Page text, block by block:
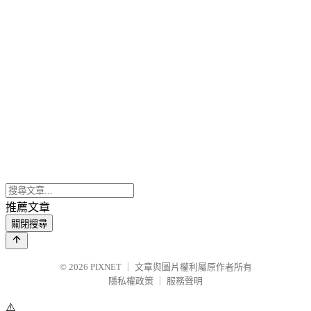
推薦文章
關閉搜尋
© 2026 PIXNET
文章與圖片權利屬原作者所有
隱私權政策
服務聲明
⚠️